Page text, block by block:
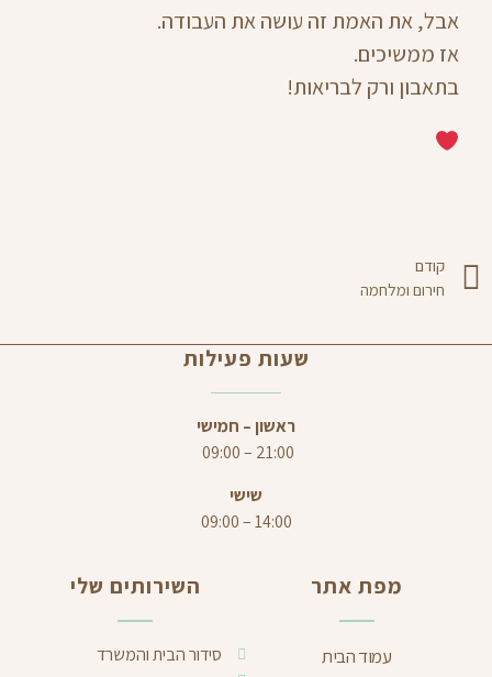
אבל, את האמת זה עושה את העבודה.
אז ממשיכים.
בתאבון ורק לבריאות!
קודם
חירום ומלחמה
שעות פעילות
ראשון – חמישי
21:00 – 09:00
שישי
14:00 – 09:00
מפת אתר
עמוד הבית
השירותים שלי
סידור הבית והמשרד